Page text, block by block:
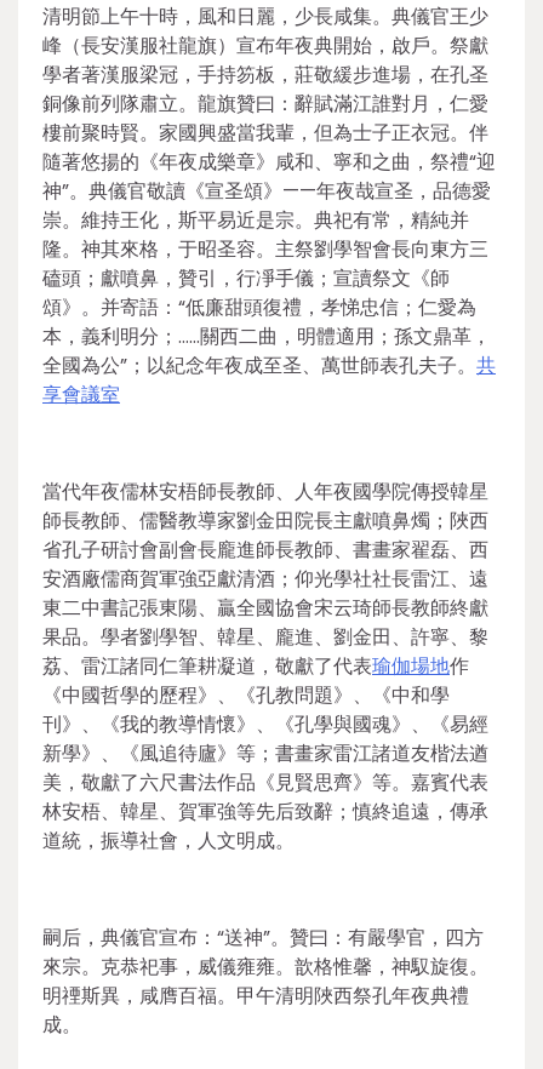
清明節上午十時，風和日麗，少長咸集。典儀官王少
峰（長安漢服社龍旗）宣布年夜典開始，啟戶。祭獻
學者著漢服梁冠，手持笏板，莊敬緩步進場，在孔圣
銅像前列隊肅立。龍旗贊曰：辭賦滿江誰對月，仁愛
樓前聚時賢。家國興盛當我輩，但為士子正衣冠。伴
隨著悠揚的《年夜成樂章》咸和、寧和之曲，祭禮“迎
神”。典儀官敬讀《宣圣頌》——年夜哉宣圣，品德愛
崇。維持王化，斯平易近是宗。典祀有常，精純并
隆。神其來格，于昭圣容。主祭劉學智會長向東方三
磕頭；獻噴鼻，贊引，行凈手儀；宣讀祭文《師
頌》。并寄語：“低廉甜頭復禮，孝悌忠信；仁愛為
本，義利明分；……關西二曲，明體適用；孫文鼎革，
全國為公”；以紀念年夜成至圣、萬世師表孔夫子。 共
享會議室
當代年夜儒林安梧師長教師、人年夜國學院傳授韓星
師長教師、儒醫教導家劉金田院長主獻噴鼻燭；陜西
省孔子研討會副會長龐進師長教師、書畫家翟磊、西
安酒廠儒商賀軍強亞獻清酒；仰光學社社長雷江、遠
東二中書記張東陽、贏全國協會宋云琦師長教師終獻
果品。學者劉學智、韓星、龐進、劉金田、許寧、黎
荔、雷江諸同仁筆耕凝道，敬獻了代表瑜伽場地作
《中國哲學的歷程》、《孔教問題》、《中和學
刊》、《我的教導情懷》、《孔學與國魂》、《易經
新學》、《風追待廬》等；書畫家雷江諸道友楷法遒
美，敬獻了六尺書法作品《見賢思齊》等。嘉賓代表
林安梧、韓星、賀軍強等先后致辭；慎終追遠，傳承
道統，振導社會，人文明成。
嗣后，典儀官宣布：“送神”。贊曰：有嚴學官，四方
來宗。克恭祀事，威儀雍雍。歆格惟馨，神馭旋復。
明禋斯異，咸膺百福。甲午清明陜西祭孔年夜典禮
成。